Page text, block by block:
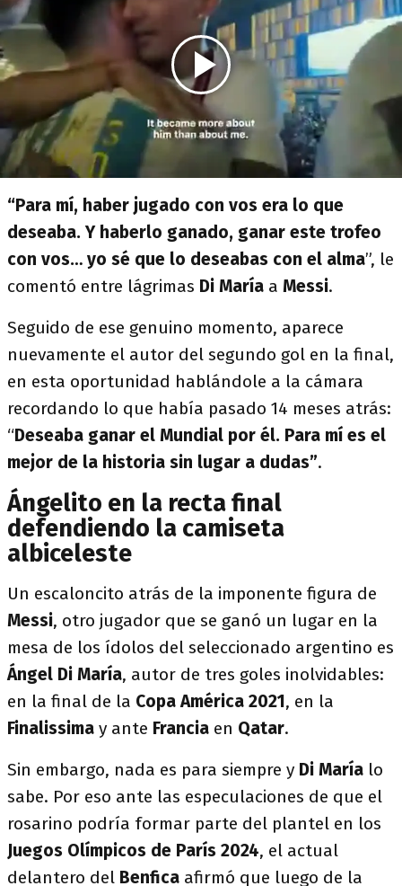
“Para mí, haber jugado con vos era lo que
deseaba. Y haberlo ganado, ganar este trofeo
con vos… yo sé que lo deseabas con el alma”, le
comentó entre lágrimas Di María a Messi.
Seguido de ese genuino momento, aparece
nuevamente el autor del segundo gol en la final,
en esta oportunidad hablándole a la cámara
recordando lo que había pasado 14 meses atrás:
“Deseaba ganar el Mundial por él. Para mí es el
mejor de la historia sin lugar a dudas”.
Ángelito en la recta final
defendiendo la camiseta
albiceleste
Un escaloncito atrás de la imponente figura de
Messi, otro jugador que se ganó un lugar en la
mesa de los ídolos del seleccionado argentino es
Ángel Di María, autor de tres goles inolvidables:
en la final de la Copa América 2021, en la
Finalissima y ante Francia en Qatar.
Sin embargo, nada es para siempre y Di María lo
sabe. Por eso ante las especulaciones de que el
rosarino podría formar parte del plantel en los
Juegos Olímpicos de París 2024, el actual
delantero del Benfica afirmó que luego de la